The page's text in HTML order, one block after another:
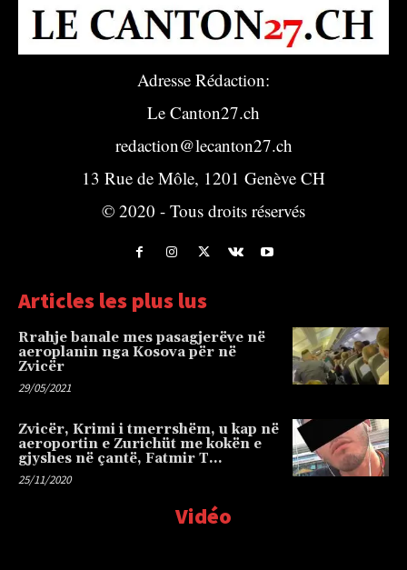
Adresse Rédaction:
Le Canton27.ch
redaction@lecanton27.ch
13 Rue de Môle, 1201 Genève CH
© 2020 - Tous droits réservés
Articles les plus lus
Rrahje banale mes pasagjerëve në
aeroplanin nga Kosova për në
Zvicër
29/05/2021
Zvicër, Krimi i tmerrshëm, u kap në
aeroportin e Zurichüt me kokën e
gjyshes në çantë, Fatmir T…
25/11/2020
Vidéo